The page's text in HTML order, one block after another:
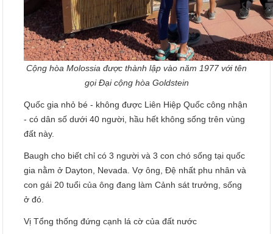
Cộng hòa Molossia được thành lập vào năm 1977 với tên
gọi Đại cộng hòa Goldstein
Quốc gia nhỏ bé - không được Liên Hiệp Quốc công nhận
- có dân số dưới 40 người, hầu hết không sống trên vùng
đất này.
Baugh cho biết chỉ có 3 người và 3 con chó sống tại quốc
gia nằm ở Dayton, Nevada. Vợ ông, Đệ nhất phu nhân và
con gái 20 tuổi của ông đang làm Cảnh sát trưởng, sống
ở đó.
Vị Tổng thống đứng cạnh lá cờ của đất nước